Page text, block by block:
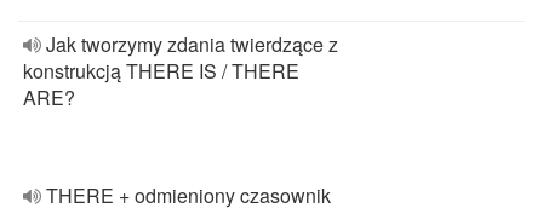
Jak tworzymy zdania twierdzące z
konstrukcją THERE IS / THERE
ARE?
THERE + odmieniony czasownik